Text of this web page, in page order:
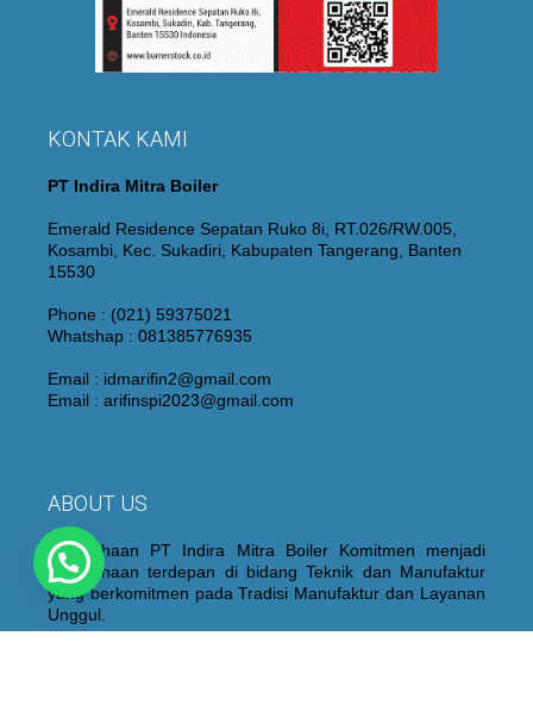
KONTAK KAMI
PT Indira Mitra Boiler
Emerald Residence Sepatan Ruko 8i, RT.026/RW.005,
Kosambi, Kec. Sukadiri, Kabupaten Tangerang, Banten
15530
Phone : (021) 59375021
Whatshap : 081385776935
Email : idmarifin2@gmail.com
Email : arifinspi2023@gmail.com
ABOUT US
Perusahaan PT Indira Mitra Boiler Komitmen menjadi
Perusahaan terdepan di bidang Teknik dan Manufaktur
yang berkomitmen pada Tradisi Manufaktur dan Layanan
Unggul.